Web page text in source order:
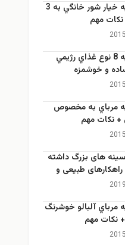
طرز تهيه خیار شور خانگي به 3
مهم
طرز تهيه 8 نوع غذاي رژيمي
و خوشمزه
مرباي به مخصوص
نكات مهم
های بزرگ داشته
طبیعی و
بزرگ کردن سینه
مرباي آلبالو خوشرنگ
نكات مهم